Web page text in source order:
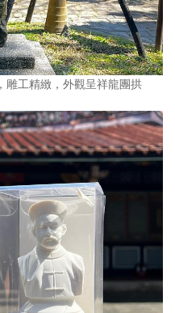
雕工精緻，外觀呈祥龍團拱